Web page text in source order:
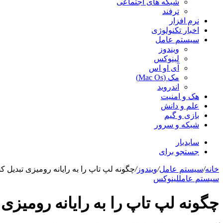
شبکه های اجتماعی
ترفند
نرم افزار
اخبار تکنولوژی
سیستم عامل
ویندوز
لینوکس
آی او اس
مک (Mac Os)
اندروید
هک و امنیت
علم و دانش
بازی و گیم
شبکه و سرور
سایدبار
جستجو برای
خانه/سیستم عامل/ویندوز/چگونه لپ تاپ را به رایانه رومیزی تبدیل
سیستم عامللینوکس
چگونه لپ تاپ را به رایانه رومیزی